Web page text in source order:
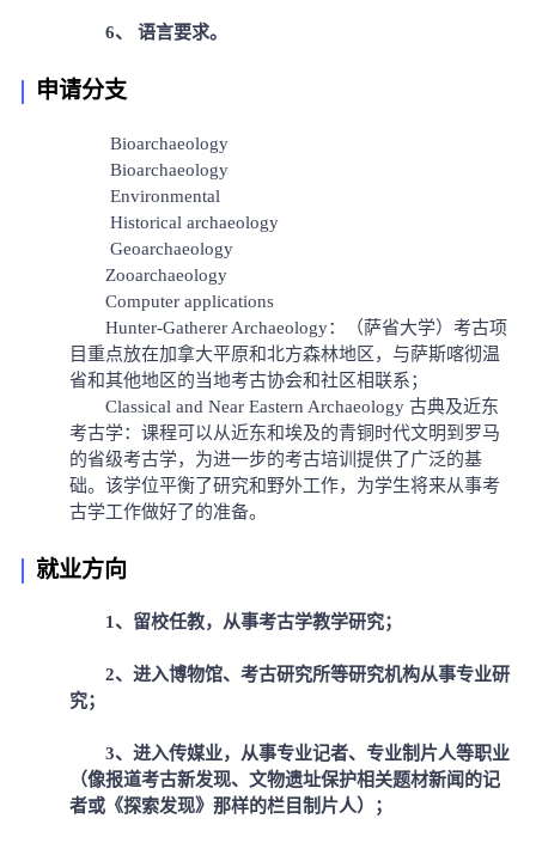
6、 语言要求。
申请分支
Bioarchaeology
Bioarchaeology
Environmental
Historical archaeology
Geoarchaeology
Zooarchaeology
Computer applications
Hunter-Gatherer Archaeology：（萨省大学）考古项
目重点放在加拿大平原和北方森林地区，与萨斯喀彻温
省和其他地区的当地考古协会和社区相联系；
Classical and Near Eastern Archaeology 古典及近东
考古学：课程可以从近东和埃及的青铜时代文明到罗马
的省级考古学，为进一步的考古培训提供了广泛的基
础。该学位平衡了研究和野外工作，为学生将来从事考
古学工作做好了的准备。
就业方向
1、留校任教，从事考古学教学研究；
2、进入博物馆、考古研究所等研究机构从事专业研
究；
3、进入传媒业，从事专业记者、专业制片人等职业
（像报道考古新发现、文物遗址保护相关题材新闻的记
者或《探索发现》那样的栏目制片人）；